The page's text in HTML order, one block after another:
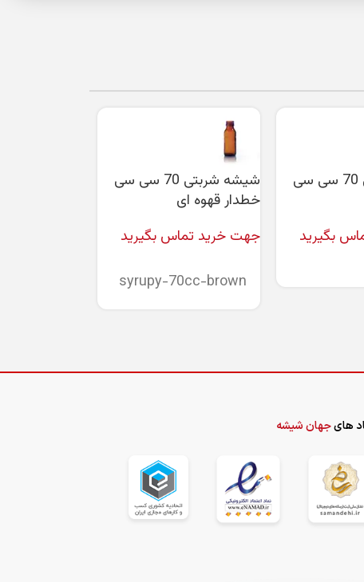
شیشه شربتی 70 سی سی
بگیرید
شیشه شربتی 70 سی سی
خطدار قهوه ای
جهت خرید تماس بگیرید
syrupy-70cc-brown
هایجهان شیشه